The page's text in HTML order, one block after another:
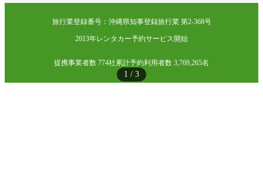
1 / 3
旅行業登録番号：沖縄県知事登録旅行業 第2-368号
2013年レンタカー予約サービス開始
提携事業者数 774社累計予約利用者数 3,769,265名